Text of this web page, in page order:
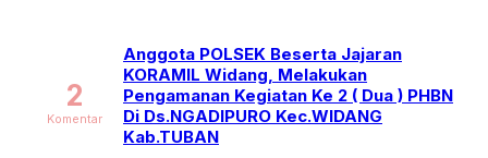
Anggota POLSEK Beserta Jajaran
KORAMIL Widang, Melakukan
Pengamanan Kegiatan Ke 2 ( Dua ) PHBN
Di Ds.NGADIPURO Kec.WIDANG
Kab.TUBAN
2
Komentar